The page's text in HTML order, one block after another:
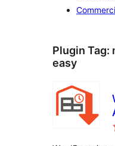
Plugin Tag:
easy